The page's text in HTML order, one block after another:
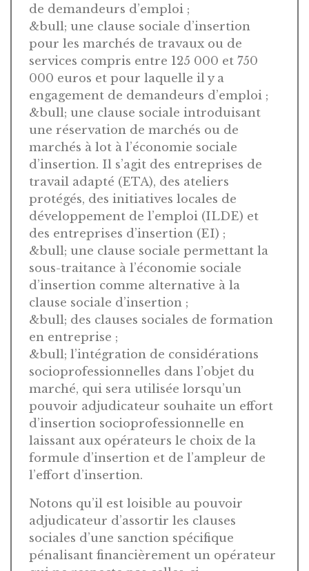
de demandeurs d’emploi ;
&bull; une clause sociale d’insertion
pour les marchés de travaux ou de
services compris entre 125 000 et 750
000 euros et pour laquelle il y a
engagement de demandeurs d’emploi ;
&bull; une clause sociale introduisant
une réservation de marchés ou de
marchés à lot à l’économie sociale
d’insertion. Il s’agit des entreprises de
travail adapté (ETA), des ateliers
protégés, des initiatives locales de
développement de l’emploi (ILDE) et
des entreprises d’insertion (EI) ;
&bull; une clause sociale permettant la
sous-traitance à l’économie sociale
d’insertion comme alternative à la
clause sociale d’insertion ;
&bull; des clauses sociales de formation
en entreprise ;
&bull; l’intégration de considérations
socioprofessionnelles dans l’objet du
marché, qui sera utilisée lorsqu’un
pouvoir adjudicateur souhaite un effort
d’insertion socioprofessionnelle en
laissant aux opérateurs le choix de la
formule d’insertion et de l’ampleur de
l’effort d’insertion.
Notons qu’il est loisible au pouvoir
adjudicateur d’assortir les clauses
sociales d’une sanction spécifique
pénalisant financièrement un opérateur